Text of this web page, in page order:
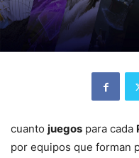
cuanto juegos para cada
por equipos que forman